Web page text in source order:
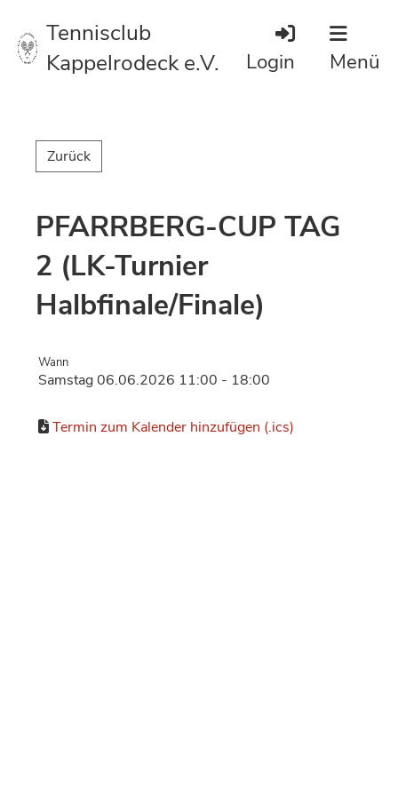
Tennisclub
Kappelrodeck e.V.
Login Menü
Zurück
PFARRBERG-CUP TAG
2 (LK-Turnier
Halbfinale/Finale)
Wann
Samstag 06.06.2026 11:00 - 18:00
Termin zum Kalender hinzufügen (.ics)